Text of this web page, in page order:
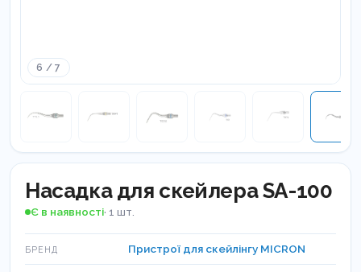
6 / 7
Насадка для скейлера SA-100
Є в наявності· 1 шт.
БРЕНД Пристрої для скейлінгу MICRON